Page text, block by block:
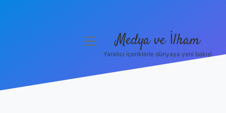
menüyüMedya ve İlham
Yaratıcı içeriklerle dünyaya yeni bakış!